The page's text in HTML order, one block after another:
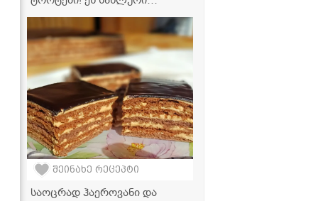
სტუმრებს გააოცებს
შეინახე რეცეპტი
საოცრად ჰაეროვანი და